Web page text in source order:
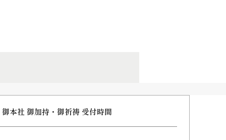
御本社 御加持・御祈祷 受付時間